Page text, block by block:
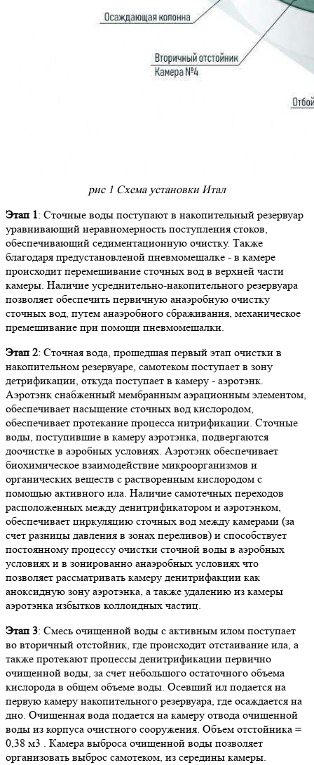
рис 1 Схема установки Итал
Этап 1: Сточные воды поступают в накопительный резервуар
уравнивающий неравномерность поступления стоков,
обеспечивающий седиментационную очистку. Также
благодаря предустановленой пневмомешалке - в камере
происходит перемешивание сточных вод в верхней части
камеры. Наличие усреднительно-накопительного резервуара
позволяет обеспечить первичную анаэробную очистку
сточных вод, путем анаэробного сбраживания, механическое
премешивание при помощи пневмомешалки.
Этап 2: Сточная вода, прошедшая первый этап очистки в
накопительном резервуаре, самотеком поступает в зону
детрификации, откуда поступает в камеру - аэротэнк.
Аэротэнк снабженный мембранным аэрационным элементом,
обеспечивает насыщение сточных вод кислородом,
обеспечивает протекание процесса нитрификации. Сточные
воды, поступившие в камеру аэротэнка, подвергаются
доочистке в аэробных условиях. Аэротэнк обеспечивает
биохимическое взаимодействие микроорганизмов и
органических веществ с растворенным кислородом с
помощью активного ила. Наличие самотечных переходов
расположенных между денитрификатором и аэротэнком,
обеспечивает циркуляцию сточных вод между камерами (за
счет разницы давления в зонах переливов) и способствует
постоянному процессу очистки сточной воды в аэробных
условиях и в зонированно анаэробных условиях что
позволяет рассматривать камеру денитрифакции как
аноксидную зону аэротэнка, а также удалению из камеры
аэротэнка избытков коллоидных частиц.
Этап 3: Смесь очищенной воды с активным илом поступает
во вторичный отстойник, где происходит отстаивание ила, а
также протекают процессы денитрификации первично
очищенной воды, за счет небольшого остаточного объема
кислорода в общем объеме воды. Осевший ил подается на
первую камеру накопительного резервуара, где осаждается на
дно. Очищенная вода подается на камеру отвода очищенной
воды из корпуса очистного сооружения. Объем отстойника =
0,38 м3 . Камера выброса очищенной воды позволяет
организовать выброс самотеком, из середины камеры.